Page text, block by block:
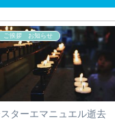
その他
ット値上げ